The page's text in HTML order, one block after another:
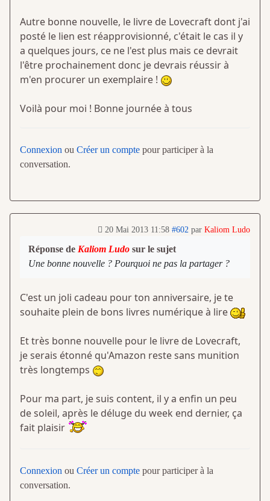
Autre bonne nouvelle, le livre de Lovecraft dont j'ai
posté le lien est réapprovisionné, c'était le cas il y
a quelques jours, ce ne l'est plus mais ce devrait
l'être prochainement donc je devrais réussir à
m'en procurer un exemplaire !
Voilà pour moi ! Bonne journée à tous
Connexion ou Créer un compte pour participer à la
conversation.
20 Mai 2013 11:58 #602 par Kaliom Ludo
Réponse de Kaliom Ludo sur le sujet
Une bonne nouvelle ? Pourquoi ne pas la partager ?
C'est un joli cadeau pour ton anniversaire, je te
souhaite plein de bons livres numérique à lire
Et très bonne nouvelle pour le livre de Lovecraft,
je serais étonné qu'Amazon reste sans munition
très longtemps
Pour ma part, je suis content, il y a enfin un peu
de soleil, après le déluge du week end dernier, ça
fait plaisir
Connexion ou Créer un compte pour participer à la
conversation.